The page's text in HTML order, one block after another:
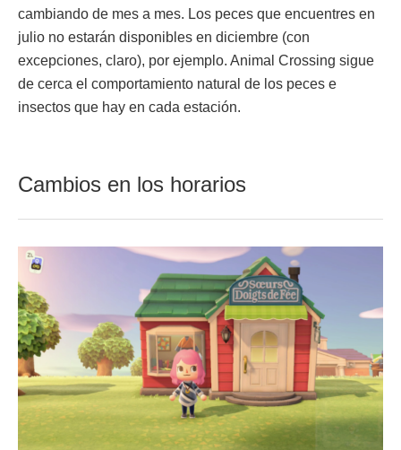
cambiando de mes a mes. Los peces que encuentres en
julio no estarán disponibles en diciembre (con
excepciones, claro), por ejemplo. Animal Crossing sigue
de cerca el comportamiento natural de los peces e
insectos que hay en cada estación.
Cambios en los horarios